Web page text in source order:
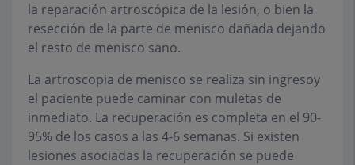
la reparación artroscópica de la lesión, o bien la
resección de la parte de menisco dañada dejando
el resto de menisco sano.
La artroscopia de menisco se realiza sin ingresoy
el paciente puede caminar con muletas de
inmediato. La recuperación es completa en el 90-
95% de los casos a las 4-6 semanas. Si existen
lesiones asociadas la recuperación se puede